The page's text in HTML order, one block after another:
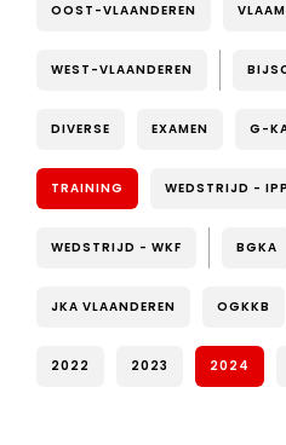
OOST-VLAANDEREN
WEST-VLAANDEREN
DIVERSE EXAMEN G-
TRAINING WEDSTRIJD -
WEDSTRIJD - WKF BGKA
JKA VLAANDEREN OGKKB
2022 2023 2024